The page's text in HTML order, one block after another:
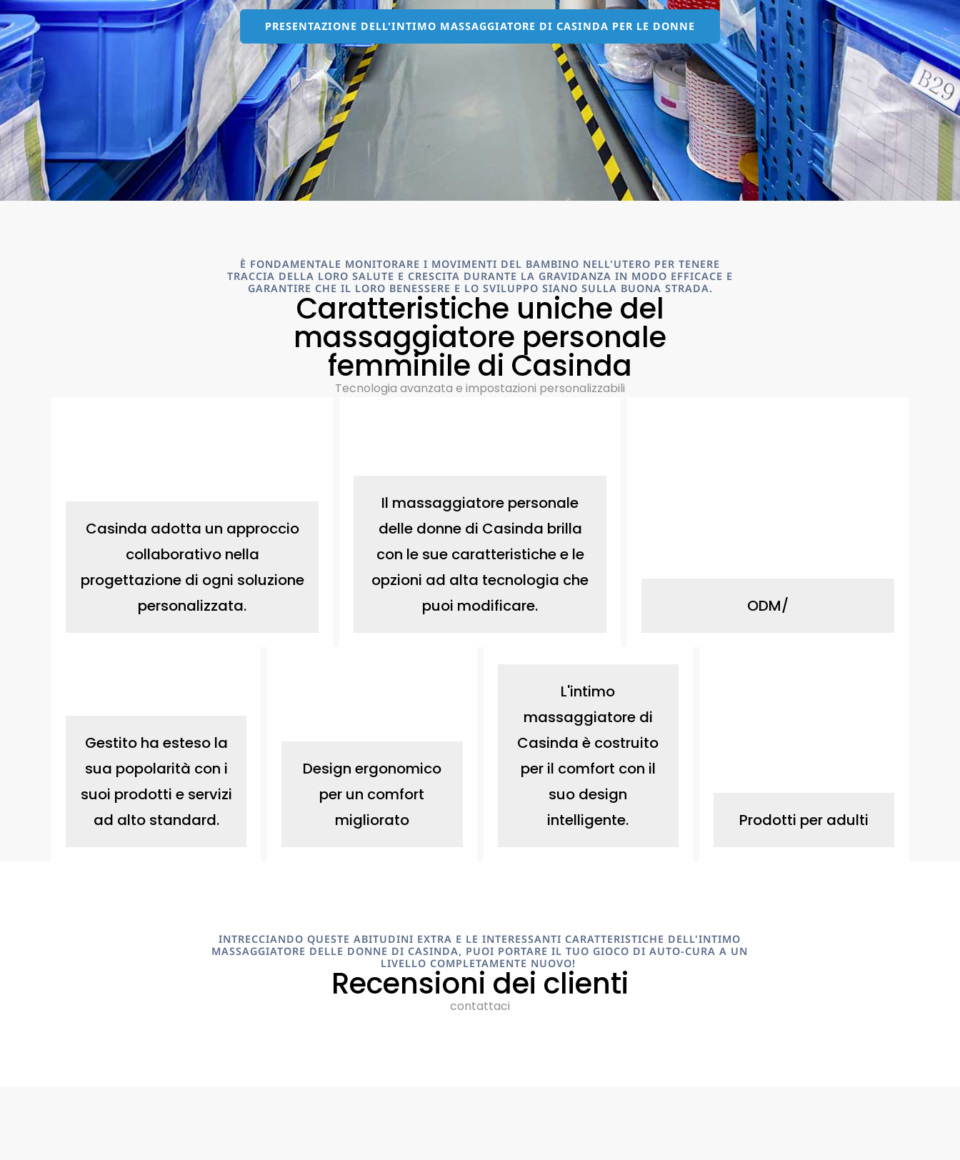
PRESENTAZIONE DELL'INTIMO MASSAGGIATORE DI CASINDA PER LE DONNE
È FONDAMENTALE MONITORARE I MOVIMENTI DEL BAMBINO NELL'UTERO PER TENERE
TRACCIA DELLA LORO SALUTE E CRESCITA DURANTE LA GRAVIDANZA IN MODO EFFICACE E
GARANTIRE CHE IL LORO BENESSERE E LO SVILUPPO SIANO SULLA BUONA STRADA.
Caratteristiche uniche del
massaggiatore personale
femminile di Casinda
Tecnologia avanzata e impostazioni personalizzabili
Casinda adotta un approccio
collaborativo nella
progettazione di ogni soluzione
personalizzata.
Il massaggiatore personale
delle donne di Casinda brilla
con le sue caratteristiche e le
opzioni ad alta tecnologia che
puoi modificare.
ODM/
Gestito ha esteso la
sua popolarità con i
suoi prodotti e servizi
ad alto standard.
Design ergonomico
per un comfort
migliorato
L'intimo
massaggiatore di
Casinda è costruito
per il comfort con il
suo design
intelligente.
Prodotti per adulti
INTRECCIANDO QUESTE ABITUDINI EXTRA E LE INTERESSANTI CARATTERISTICHE DELL'INTIMO
MASSAGGIATORE DELLE DONNE DI CASINDA, PUOI PORTARE IL TUO GIOCO DI AUTO-CURA A UN
LIVELLO COMPLETAMENTE NUOVO!
Recensioni dei clienti
contattaci